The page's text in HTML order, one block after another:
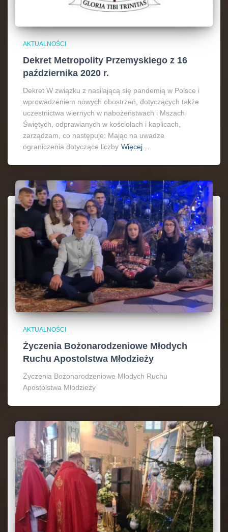
AKTUALNOŚCI
Dekret Metropolity Przemyskiego z 16
października 2020 r.
Dekret W związku z nasilającą się pandemią w Polsce i
wprowadzeniem nowych obostrzeń, dotyczących także
uczestnictwa wiernych w nabożeństwach i Mszach
Świętych, odprawianych w kościołach i kaplicach,
zarządzam, co następuje: Mając na uwadze
ograniczenia dotyczące liczby Więcej…
AKTUALNOŚCI
Życzenia Bożonarodzeniowe Młodych
Ruchu Apostolstwa Młodzieży
Życzenia Bożonarodzeniowe Młodych Ruchu
Apostolstwa Młodzieży